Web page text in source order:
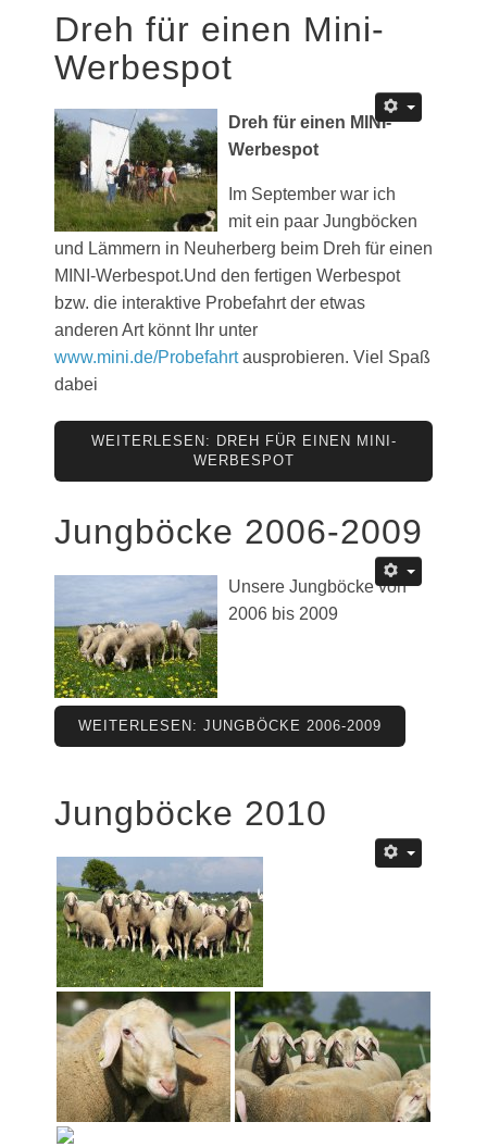
Dreh für einen Mini-
Werbespot
Dreh für einen MINI-
Werbespot
Im September war ich
mit ein paar Jungböcken
und Lämmern in Neuherberg beim Dreh für einen
MINI-Werbespot.Und den fertigen Werbespot
bzw. die interaktive Probefahrt der etwas
anderen Art könnt Ihr unter
www.mini.de/Probefahrtausprobieren. Viel Spaß
dabei
WEITERLESEN: DREH FÜR EINEN MINI-
WERBESPOT
Jungböcke 2006-2009
Unsere Jungböcke von
2006 bis 2009
WEITERLESEN: JUNGBÖCKE 2006-2009
Jungböcke 2010